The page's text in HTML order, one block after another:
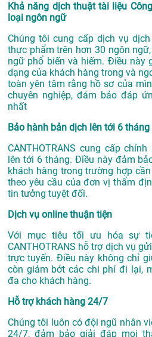
Khả năng dịch thuật tài liệu
loại ngôn ngữ
Chúng tôi cung cấp dịch vụ
thực phẩm trên hơn 30 ngôn
ngữ phổ biến và hiếm. Điều này
dạng của khách hàng trong và
toàn yên tâm rằng hồ sơ của
chuyên nghiệp, đảm bảo đáp
nhất
Bảo hành bản dịch lên tới 6 tháng
CANTHOTRANS cung cấp
lên tới 6 tháng. Điều này đảm
khách hàng trong trường hợp
theo yêu cầu của đơn vị thẩm
tin tưởng tuyệt đối.
Dịch vụ online thuận tiện
Với mục tiêu tối ưu hóa sự
CANTHOTRANS hỗ trợ dịch vụ
trực tuyến. Điều này không chỉ
còn giảm bớt các chi phí đi lại,
đa cho khách hàng.
Hỗ trợ khách hàng 24/7
Chúng tôi luôn có đội ngũ nhân
24/7, đảm bảo giải đáp mọi